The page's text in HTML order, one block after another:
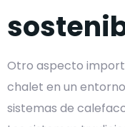
Otro aspecto
chalet en un
sistemas de